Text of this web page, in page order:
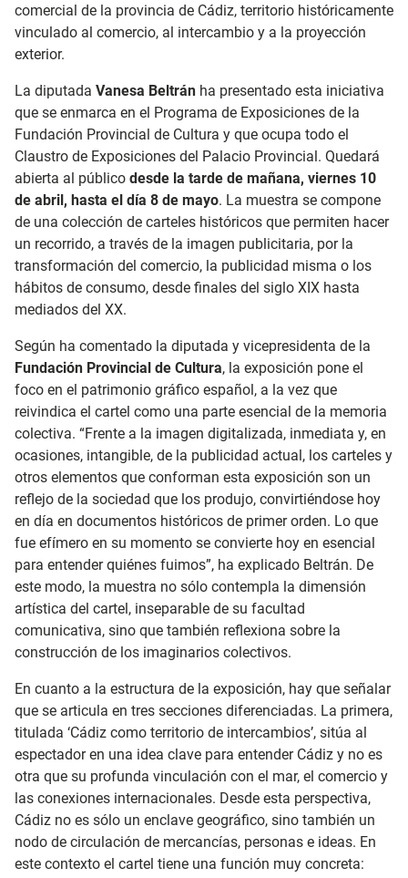
comercial de la provincia de Cádiz, territorio históricamente
vinculado al comercio, al intercambio y a la proyección
exterior.
La diputada Vanesa Beltrán ha presentado esta iniciativa
que se enmarca en el Programa de Exposiciones de la
Fundación Provincial de Cultura y que ocupa todo el
Claustro de Exposiciones del Palacio Provincial. Quedará
abierta al público desde la tarde de mañana, viernes 10
de abril, hasta el día 8 de mayo. La muestra se compone
de una colección de carteles históricos que permiten hacer
un recorrido, a través de la imagen publicitaria, por la
transformación del comercio, la publicidad misma o los
hábitos de consumo, desde finales del siglo XIX hasta
mediados del XX.
Según ha comentado la diputada y vicepresidenta de la
Fundación Provincial de Cultura, la exposición pone el
foco en el patrimonio gráfico español, a la vez que
reivindica el cartel como una parte esencial de la memoria
colectiva. “Frente a la imagen digitalizada, inmediata y, en
ocasiones, intangible, de la publicidad actual, los carteles y
otros elementos que conforman esta exposición son un
reflejo de la sociedad que los produjo, convirtiéndose hoy
en día en documentos históricos de primer orden. Lo que
fue efímero en su momento se convierte hoy en esencial
para entender quiénes fuimos”, ha explicado Beltrán. De
este modo, la muestra no sólo contempla la dimensión
artística del cartel, inseparable de su facultad
comunicativa, sino que también reflexiona sobre la
construcción de los imaginarios colectivos.
En cuanto a la estructura de la exposición, hay que señalar
que se articula en tres secciones diferenciadas. La primera,
titulada ‘Cádiz como territorio de intercambios’, sitúa al
espectador en una idea clave para entender Cádiz y no es
otra que su profunda vinculación con el mar, el comercio y
las conexiones internacionales. Desde esta perspectiva,
Cádiz no es sólo un enclave geográfico, sino también un
nodo de circulación de mercancías, personas e ideas. En
este contexto el cartel tiene una función muy concreta: